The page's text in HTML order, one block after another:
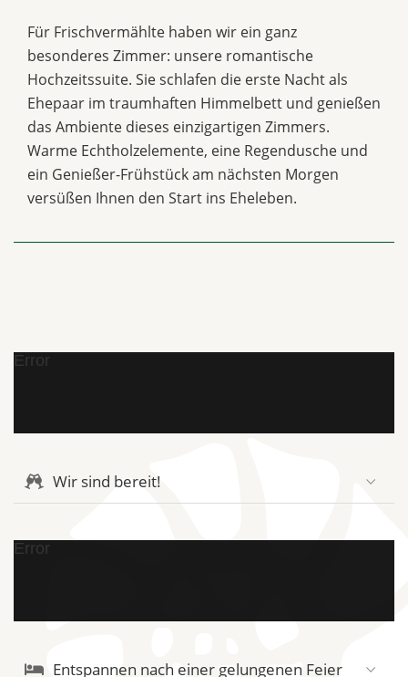
Für Frischvermählte haben wir ein ganz
besonderes Zimmer: unsere romantische
Hochzeitssuite. Sie schlafen die erste Nacht als
Ehepaar im traumhaften Himmelbett und genießen
das Ambiente dieses einzigartigen Zimmers.
Warme Echtholzelemente, eine Regendusche und
ein Genießer-Frühstück am nächsten Morgen
versüßen Ihnen den Start ins Eheleben.
Error
Wir sind bereit!
Error
Entspannen nach einer gelungenen Feier